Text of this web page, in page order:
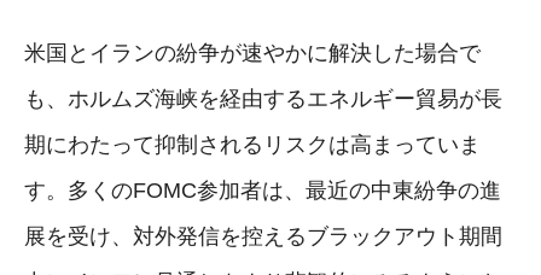
米国とイランの紛争が速やかに解決した場合で
も、ホルムズ海峡を経由するエネルギー貿易が長
期にわたって抑制されるリスクは高まっていま
す。多くのFOMC参加者は、最近の中東紛争の進
展を受け、対外発信を控えるブラックアウト期間